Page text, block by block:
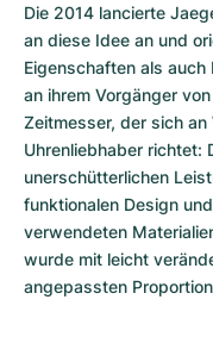
Die 2014 lancierte
an diese Idee an und
Eigenschaften als
an ihrem Vorgänger
Zeitmesser, der sich
Uhrenliebhaber richtet:
unerschütterlichen
funktionalen Design
verwendeten
wurde mit leicht
angepassten